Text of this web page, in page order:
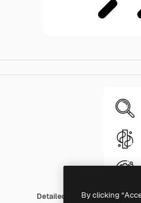
Detailed Rounded Lineal
By clicking